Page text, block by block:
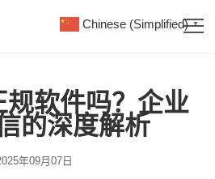
软件吗？企业
的深度解析
年09月07日
Chinese (Simplified) ▼